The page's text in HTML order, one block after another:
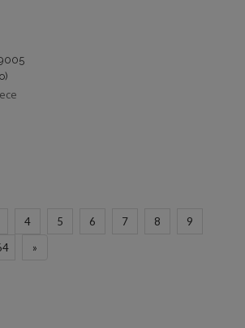
4 5 6 7 8
9
»